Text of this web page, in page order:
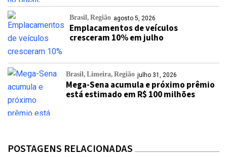
Brasil Região agosto 5, 2026
Emplacamentos de veículos
cresceram 10% em julho
Brasil Limeira Região julho 31, 2026
Mega-Sena acumula e próximo prêmio
está estimado em R$ 100 milhões
POSTAGENS RELACIONADAS